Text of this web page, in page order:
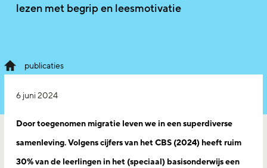
lezen met begrip en leesmotivatie
publicaties
6 juni 2024
Door toegenomen migratie leven we in een superdiverse
samenleving. Volgens cijfers van het CBS (2024) heeft ruim
30% van de leerlingen in het (speciaal) basisonderwijs een